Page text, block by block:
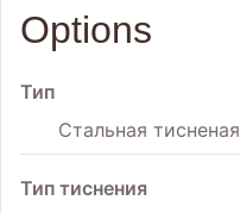
Options
Тип
Стальная тисненая
Тип тиснения